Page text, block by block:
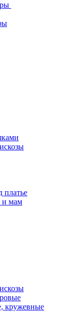
платье
и мам
кружевные